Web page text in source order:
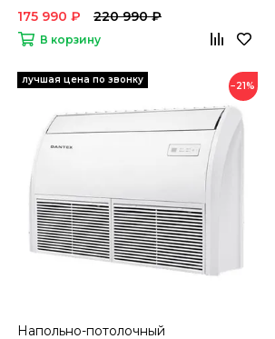
175 990 ₽ 220 990 ₽
В корзину
−21%
Напольно-потолочный